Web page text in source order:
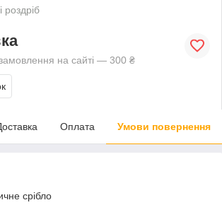
роздріб
на сайті — 300 ₴
Оплата Умови повернення
срібло